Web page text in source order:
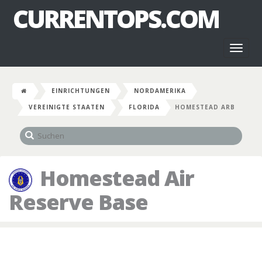
CURRENTOPS.COM
EINRICHTUNGEN
NORDAMERIKA
VEREINIGTE STAATEN
FLORIDA HOMESTEAD ARB
Homestead Air
Reserve Base